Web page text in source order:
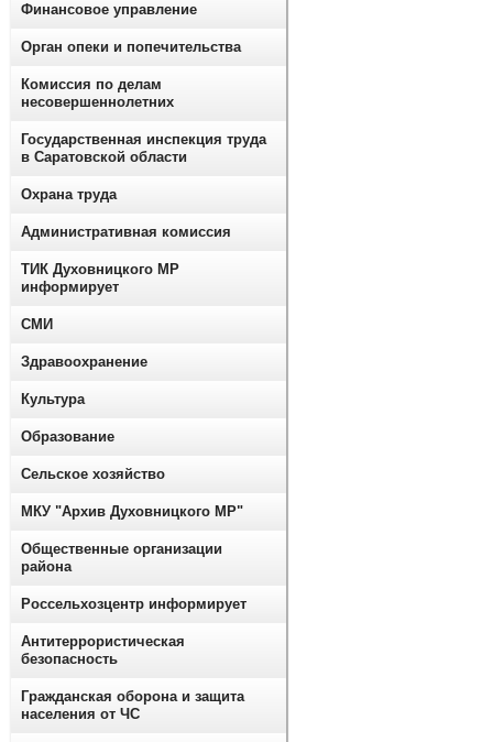
Финансовое управление
Орган опеки и попечительства
Комиссия по делам
несовершеннолетних
Государственная инспекция труда
в Саратовской области
Охрана труда
Административная комиссия
ТИК Духовницкого МР
информирует
СМИ
Здравоохранение
Культура
Образование
Сельское хозяйство
МКУ "Архив Духовницкого МР"
Общественные организации
района
Россельхозцентр информирует
Антитеррористическая
безопасность
Гражданская оборона и защита
населения от ЧС